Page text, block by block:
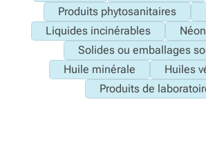
Produits phytosanitaires
Liquides incinérables
Solides ou emballages
Huile minérale
Huiles
Produits de